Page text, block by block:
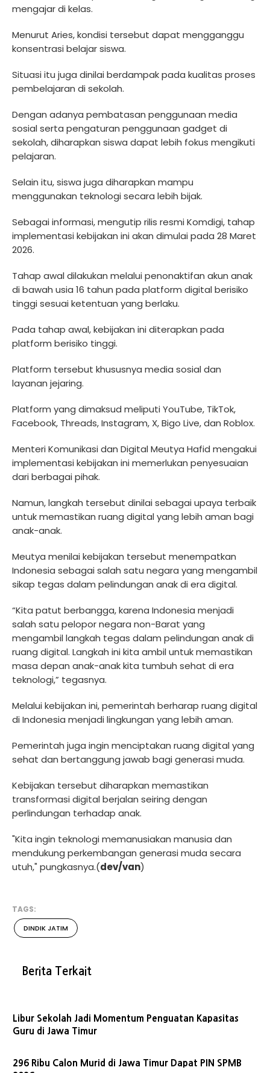
mengajar di kelas.
Menurut Aries, kondisi tersebut dapat mengganggu
konsentrasi belajar siswa.
Situasi itu juga dinilai berdampak pada kualitas proses
pembelajaran di sekolah.
Dengan adanya pembatasan penggunaan media
sosial serta pengaturan penggunaan gadget di
sekolah, diharapkan siswa dapat lebih fokus mengikuti
pelajaran.
Selain itu, siswa juga diharapkan mampu
menggunakan teknologi secara lebih bijak.
Sebagai informasi, mengutip rilis resmi Komdigi, tahap
implementasi kebijakan ini akan dimulai pada 28 Maret
2026.
Tahap awal dilakukan melalui penonaktifan akun anak
di bawah usia 16 tahun pada platform digital berisiko
tinggi sesuai ketentuan yang berlaku.
Pada tahap awal, kebijakan ini diterapkan pada
platform berisiko tinggi.
Platform tersebut khususnya media sosial dan
layanan jejaring.
Platform yang dimaksud meliputi YouTube, TikTok,
Facebook, Threads, Instagram, X, Bigo Live, dan Roblox.
Menteri Komunikasi dan Digital Meutya Hafid mengakui
implementasi kebijakan ini memerlukan penyesuaian
dari berbagai pihak.
Namun, langkah tersebut dinilai sebagai upaya terbaik
untuk memastikan ruang digital yang lebih aman bagi
anak-anak.
Meutya menilai kebijakan tersebut menempatkan
Indonesia sebagai salah satu negara yang mengambil
sikap tegas dalam pelindungan anak di era digital.
“Kita patut berbangga, karena Indonesia menjadi
salah satu pelopor negara non-Barat yang
mengambil langkah tegas dalam pelindungan anak di
ruang digital. Langkah ini kita ambil untuk memastikan
masa depan anak-anak kita tumbuh sehat di era
teknologi,” tegasnya.
Melalui kebijakan ini, pemerintah berharap ruang digital
di Indonesia menjadi lingkungan yang lebih aman.
Pemerintah juga ingin menciptakan ruang digital yang
sehat dan bertanggung jawab bagi generasi muda.
Kebijakan tersebut diharapkan memastikan
transformasi digital berjalan seiring dengan
perlindungan terhadap anak.
"Kita ingin teknologi memanusiakan manusia dan
mendukung perkembangan generasi muda secara
utuh," pungkasnya.(dev/van)
TAGS:
DINDIK JATIM
Berita Terkait
Libur Sekolah Jadi Momentum Penguatan Kapasitas
Guru di Jawa Timur
296 Ribu Calon Murid di Jawa Timur Dapat PIN SPMB